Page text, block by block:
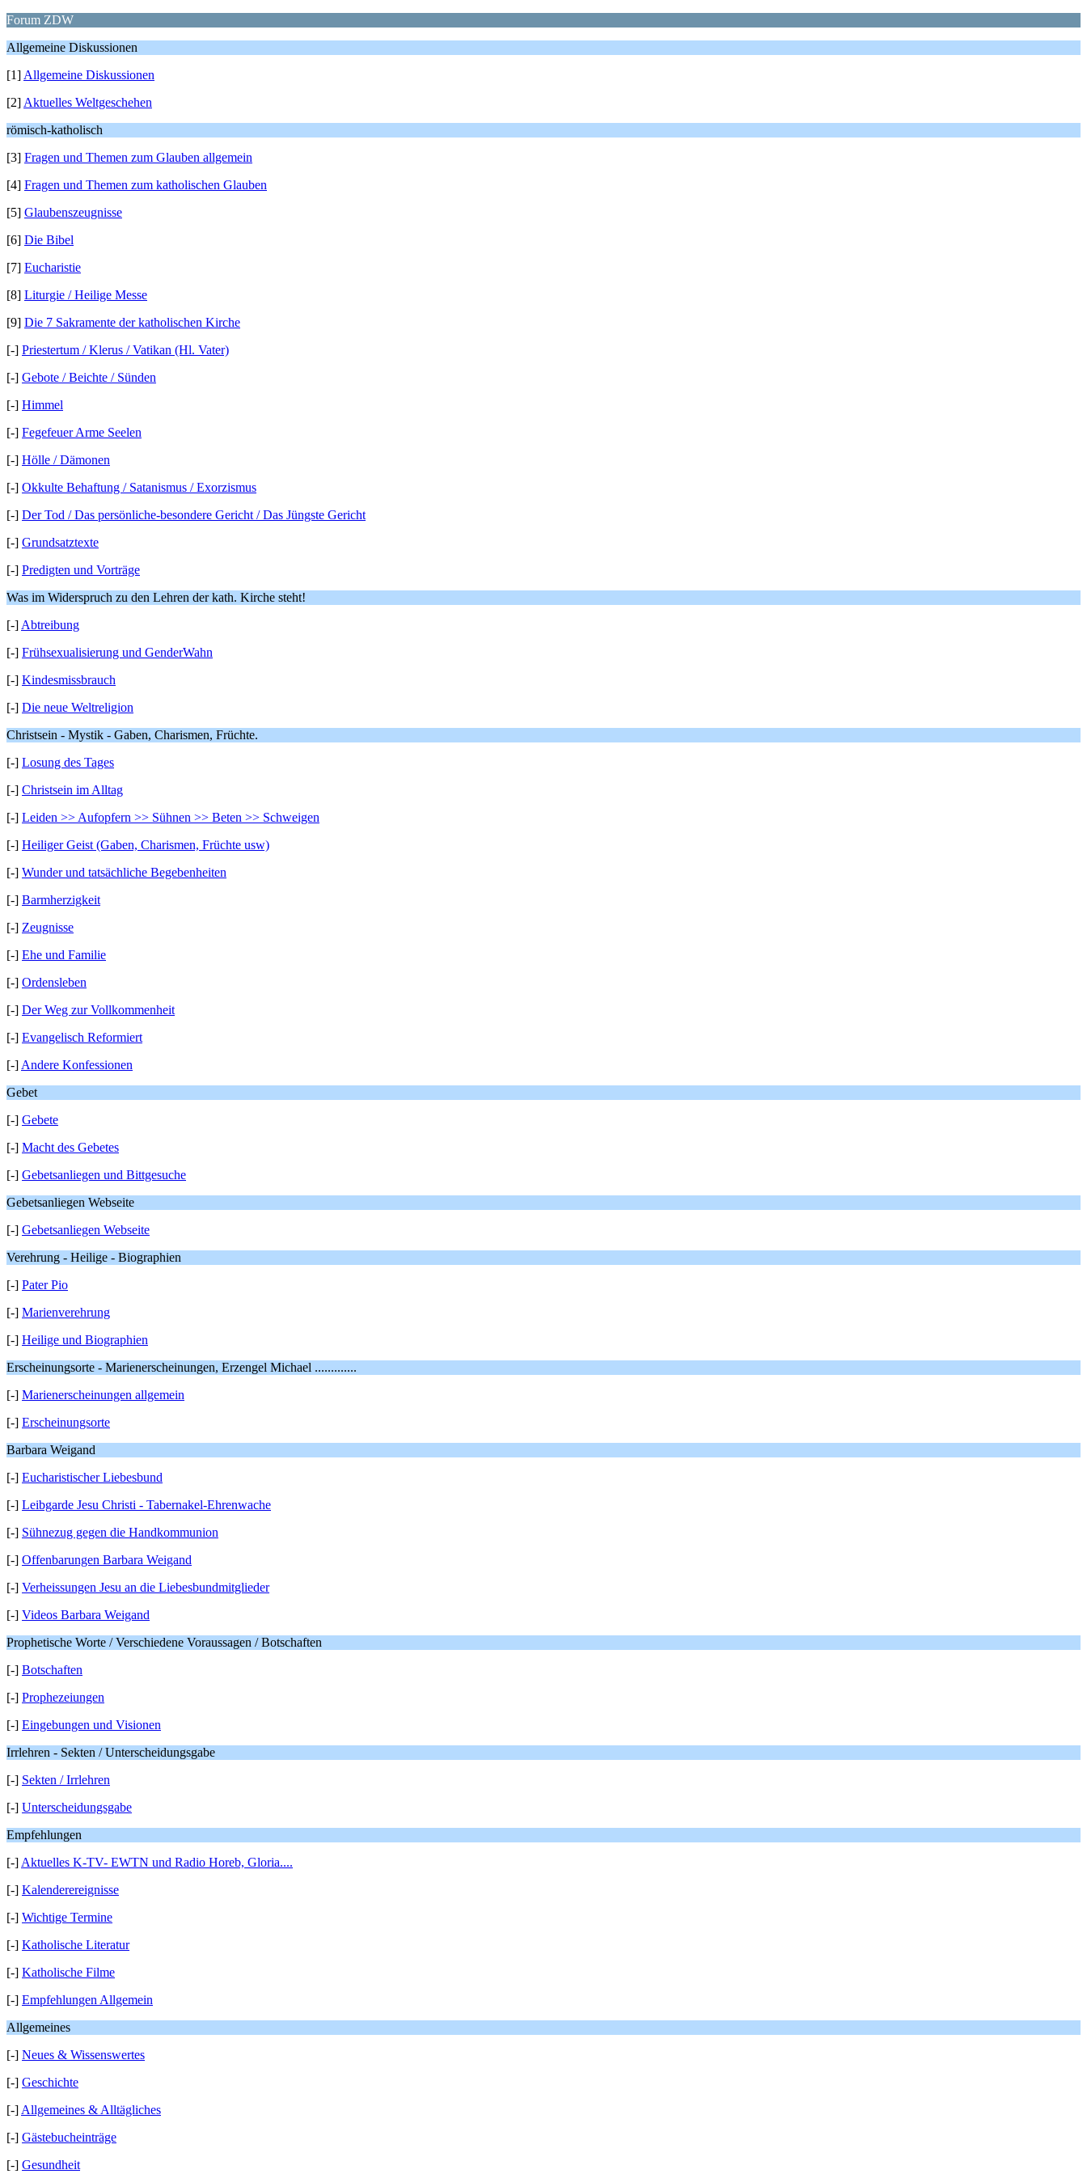
Forum ZDW
Allgemeine Diskussionen
[1] Allgemeine Diskussionen
[2] Aktuelles Weltgeschehen
römisch-katholisch
[3] Fragen und Themen zum Glauben allgemein
[4] Fragen und Themen zum katholischen Glauben
[5] Glaubenszeugnisse
[6] Die Bibel
[7] Eucharistie
[8] Liturgie / Heilige Messe
[9] Die 7 Sakramente der katholischen Kirche
[-] Priestertum / Klerus / Vatikan (Hl. Vater)
[-] Gebote / Beichte / Sünden
[-] Himmel
[-] Fegefeuer Arme Seelen
[-] Hölle / Dämonen
[-] Okkulte Behaftung / Satanismus / Exorzismus
[-] Der Tod / Das persönliche-besondere Gericht / Das Jüngste Gericht
[-] Grundsatztexte
[-] Predigten und Vorträge
Was im Widerspruch zu den Lehren der kath. Kirche steht!
[-] Abtreibung
[-] Frühsexualisierung und GenderWahn
[-] Kindesmissbrauch
[-] Die neue Weltreligion
Christsein - Mystik - Gaben, Charismen, Früchte.
[-] Losung des Tages
[-] Christsein im Alltag
[-] Leiden >> Aufopfern >> Sühnen >> Beten >> Schweigen
[-] Heiliger Geist (Gaben, Charismen, Früchte usw)
[-] Wunder und tatsächliche Begebenheiten
[-] Barmherzigkeit
[-] Zeugnisse
[-] Ehe und Familie
[-] Ordensleben
[-] Der Weg zur Vollkommenheit
[-] Evangelisch Reformiert
[-] Andere Konfessionen
Gebet
[-] Gebete
[-] Macht des Gebetes
[-] Gebetsanliegen und Bittgesuche
Gebetsanliegen Webseite
[-] Gebetsanliegen Webseite
Verehrung - Heilige - Biographien
[-] Pater Pio
[-] Marienverehrung
[-] Heilige und Biographien
Erscheinungsorte - Marienerscheinungen, Erzengel Michael .............
[-] Marienerscheinungen allgemein
[-] Erscheinungsorte
Barbara Weigand
[-] Eucharistischer Liebesbund
[-] Leibgarde Jesu Christi - Tabernakel-Ehrenwache
[-] Sühnezug gegen die Handkommunion
[-] Offenbarungen Barbara Weigand
[-] Verheissungen Jesu an die Liebesbundmitglieder
[-] Videos Barbara Weigand
Prophetische Worte / Verschiedene Voraussagen / Botschaften
[-] Botschaften
[-] Prophezeiungen
[-] Eingebungen und Visionen
Irrlehren - Sekten / Unterscheidungsgabe
[-] Sekten / Irrlehren
[-] Unterscheidungsgabe
Empfehlungen
[-] Aktuelles K-TV- EWTN und Radio Horeb, Gloria....
[-] Kalenderereignisse
[-] Wichtige Termine
[-] Katholische Literatur
[-] Katholische Filme
[-] Empfehlungen Allgemein
Allgemeines
[-] Neues & Wissenswertes
[-] Geschichte
[-] Allgemeines & Alltägliches
[-] Gästebucheinträge
[-] Gesundheit